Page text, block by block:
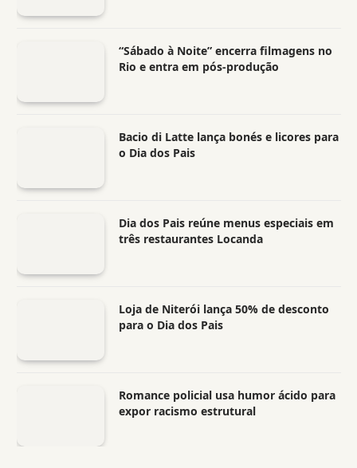
“Sábado à Noite” encerra filmagens no
Rio e entra em pós-produção
Bacio di Latte lança bonés e licores para
o Dia dos Pais
Dia dos Pais reúne menus especiais em
três restaurantes Locanda
Loja de Niterói lança 50% de desconto
para o Dia dos Pais
Romance policial usa humor ácido para
expor racismo estrutural